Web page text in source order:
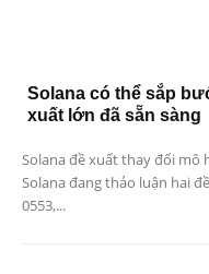
Solana có thể sắp
xuất lớn đã sẵn sàng
Solana đề xuất thay đổi mô
Solana đang thảo luận hai
0553,...